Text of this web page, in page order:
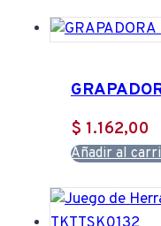
$ 1.162,00
Añadir al